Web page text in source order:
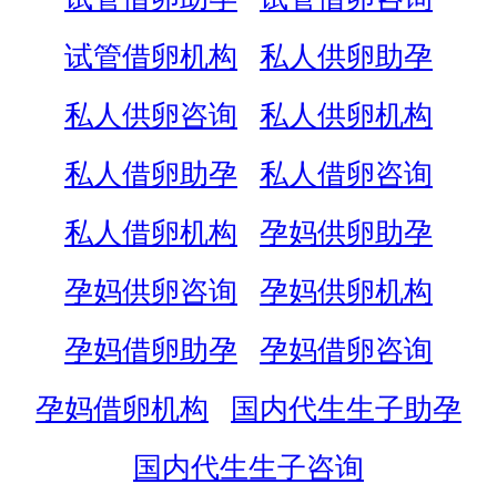
试管借卵机构
私人供卵助孕
私人供卵咨询
私人供卵机构
私人借卵助孕
私人借卵咨询
私人借卵机构
孕妈供卵助孕
孕妈供卵咨询
孕妈供卵机构
孕妈借卵助孕
孕妈借卵咨询
孕妈借卵机构
国内代生生子助孕
国内代生生子咨询